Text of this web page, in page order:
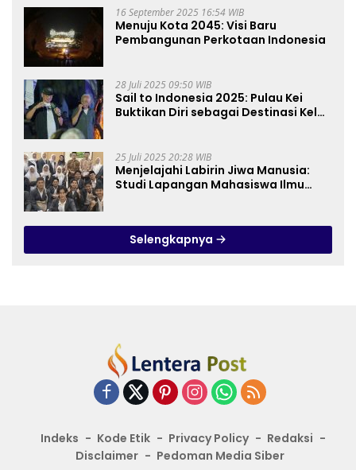
16 September 2025 16:54 WIB
Menuju Kota 2045: Visi Baru
Pembangunan Perkotaan Indonesia
28 Juli 2025 09:50 WIB
Sail to Indonesia 2025: Pulau Kei
Buktikan Diri sebagai Destinasi Kelas
25 Juli 2025 20:28 WIB
Menjelajahi Labirin Jiwa Manusia:
Studi Lapangan Mahasiswa Ilmu
Selengkapnya
Indeks Kode Etik Privacy Policy
Redaksi
Disclaimer
Pedoman Media Siber